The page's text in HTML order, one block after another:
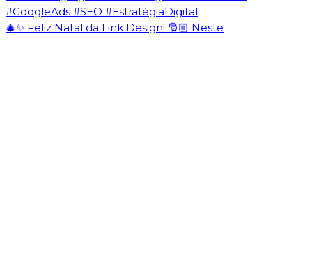
🎄✨ Feliz Natal da Link Design! 🎅🏼 Neste